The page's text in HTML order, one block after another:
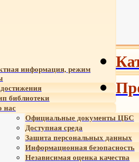
информация, режим
библиотеки
нас
Официальные документы ЦБС
Доступная среда
Защита персональных данных
Информационная безопасность
Независимая оценка качества